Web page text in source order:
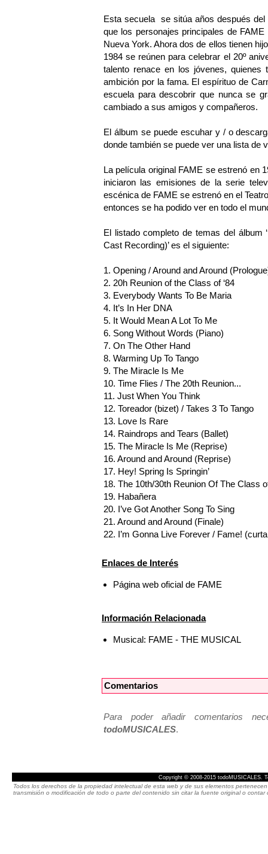
Esta secuela se sitúa años después
que los personajes principales de
Nueva York. Ahora dos de ellos tienen
1984 se reúnen para celebrar el 20º
talento renace en los jóvenes,
ambición por la fama. El espírituo de
escuela para descobrir que nunca se
cambiado a sus amigos y compañeros.
El álbum se puede escuhar y / o
donde también se puede ver una lista de
La película original FAME se estrenó en
iniciaron las emisiones de la serie
escénica de FAME se estrenó en el
entonces se ha podido ver en todo el
El listado completo de temas del álbum
Cast Recording)’ es el siguiente:
1. Opening / Around and Around
2. 20h Reunion of the Class of ‘84
3. Everybody Wants To Be Maria
4. It’s In Her DNA
5. It Would Mean A Lot To Me
6. Song Without Words (Piano)
7. On The Other Hand
8. Warming Up To Tango
9. The Miracle Is Me
10. Time Flies / The 20th Reunion...
11. Just When You Think
12. Toreador (bizet) / Takes 3 To Tango
13. Love Is Rare
14. Raindrops and Tears (Ballet)
15. The Miracle Is Me (Reprise)
16. Around and Around (Reprise)
17. Hey! Spring Is Springin’
18. The 10th/30th Reunion Of The Class
19. Habañera
20. I’ve Got Another Song To Sing
21. Around and Around (Finale)
22. I’m Gonna Live Forever / Fame!
Enlaces de Interés
Página web oficial de FAME
Información Relacionada
Musical: FAME - THE MUSICAL
Comentarios
Para poder añadir comentarios
todoMUSICALES.
Copyright © 2008-2015 todoMUSICALES.
Todos los derechos de la propiedad intelectual de esta web y de sus elementos
transmisión o modificación de todo o parte del contenido sin citar la fuente original o